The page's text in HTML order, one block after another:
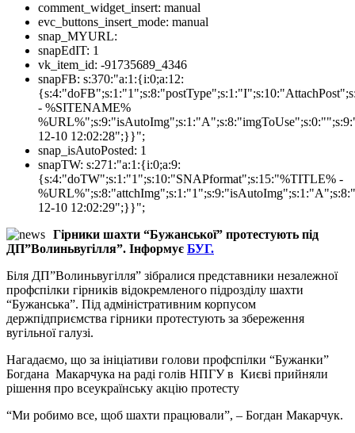
comment_widget_insert: manual
evc_buttons_insert_mode: manual
snap_MYURL:
snapEdIT: 1
vk_item_id: -91735689_4346
snapFB: s:370:"a:1:{i:0;a:12:
- %SITENAME%
12-10 12:02:28";}}";
snap_isAutoPosted: 1
snapTW: s:271:"a:1:{i:0;a:9:
{s:4:"doTW";s:1:"1";s:10:"SNAPformat";s:15:"%TITLE% -
12-10 12:02:29";}}";
Гірники шахти “Бужанської” протестують під
ДП”Волиньвугілля”. Інформує БУГ.
Біля ДП”Волиньвугілля” зібралися представники незалежної
профспілки гірників відокремленого підрозділу шахти
“Бужанська”. Під адміністративним корпусом
держпідприємства гірники протестують за збереження
вугільної галузі.
Нагадаємо, що за ініціативи голови профспілки “Бужанки”
Богдана Макарчука на раді голів НПГУ в Києві прийняли
рішення про всеукраїнську акцію протесту
“Ми робимо все, щоб шахти працювали”, – Богдан Макарчук.